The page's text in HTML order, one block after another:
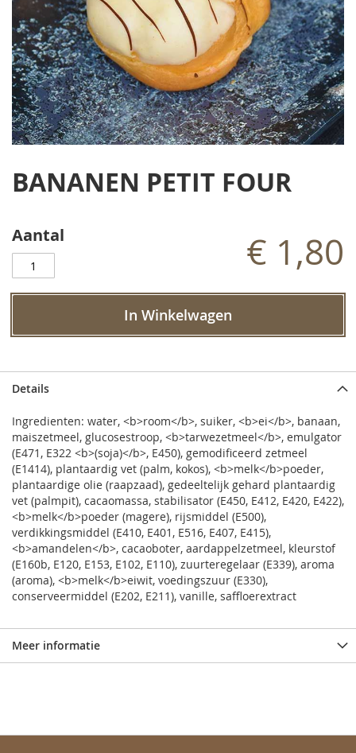
het
de
gallerij
BANANEN PETIT FOUR
Aantal € 1,80
In Winkelwagen
Details
Ingredienten: water, <b>room</b>, suiker, <b>ei</b>, banaan,
maiszetmeel, glucosestroop, <b>tarwezetmeel</b>, emulgator
(E471, E322 <b>(soja)</b>, E450), gemodificeerd zetmeel
(E1414), plantaardig vet (palm, kokos), <b>melk</b>poeder,
plantaardige olie (raapzaad), gedeeltelijk gehard plantaardig
vet (palmpit), cacaomassa, stabilisator (E450, E412, E420, E422),
<b>melk</b>poeder (magere), rijsmiddel (E500),
verdikkingsmiddel (E410, E401, E516, E407, E415),
<b>amandelen</b>, cacaoboter, aardappelzetmeel, kleurstof
(E160b, E120, E153, E102, E110), zuurteregelaar (E339), aroma
(aroma), <b>melk</b>eiwit, voedingszuur (E330),
conserveermiddel (E202, E211), vanille, saffloerextract
Meer informatie